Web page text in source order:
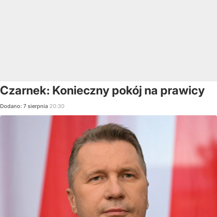
Czarnek: Konieczny pokój na prawicy
Dodano: 7 sierpnia 20:30